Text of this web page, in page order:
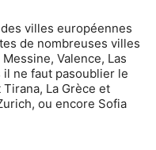
villes européennes
de nombreuses villes
Valence, Las
il ne faut pasoublier le
La Grèce et
ou encore Sofia